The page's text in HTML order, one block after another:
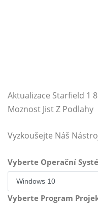
Aktualizace Starfield 1
Moznost Jist Z Podlahy
Vyzkoušejte Náš
Vyberte Operační
Vyberte Program